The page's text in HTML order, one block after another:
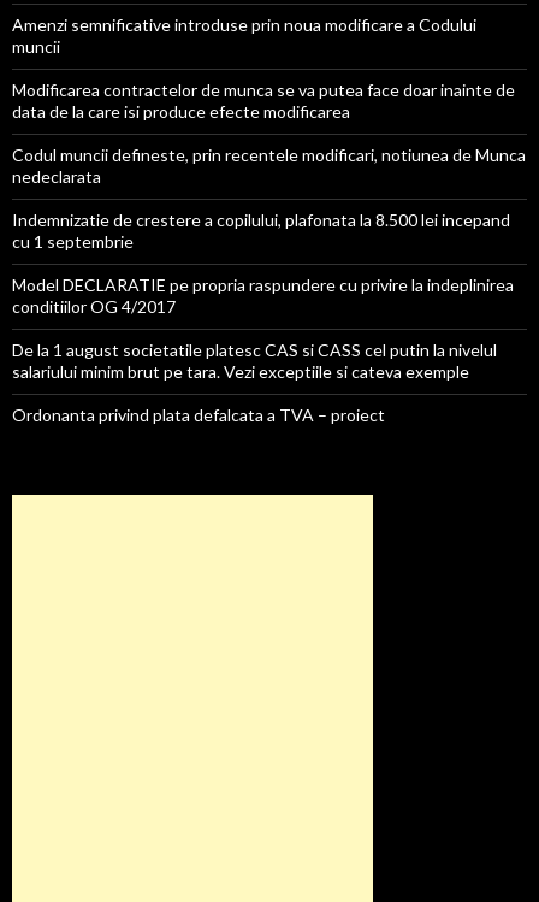
Amenzi semnificative introduse prin noua modificare a Codului
muncii
Modificarea contractelor de munca se va putea face doar inainte de
data de la care isi produce efecte modificarea
Codul muncii defineste, prin recentele modificari, notiunea de Munca
nedeclarata
Indemnizatie de crestere a copilului, plafonata la 8.500 lei incepand
cu 1 septembrie
Model DECLARATIE pe propria raspundere cu privire la indeplinirea
conditiilor OG 4/2017
De la 1 august societatile platesc CAS si CASS cel putin la nivelul
salariului minim brut pe tara. Vezi exceptiile si cateva exemple
Ordonanta privind plata defalcata a TVA – proiect